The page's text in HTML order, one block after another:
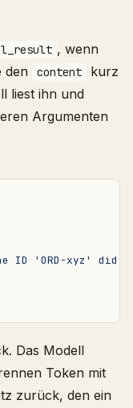
, wenn
den
content
kurz
liest ihn und
Argumenten
ID 'ORD-xyz'
Das Modell
Token mit
zurück, den ein